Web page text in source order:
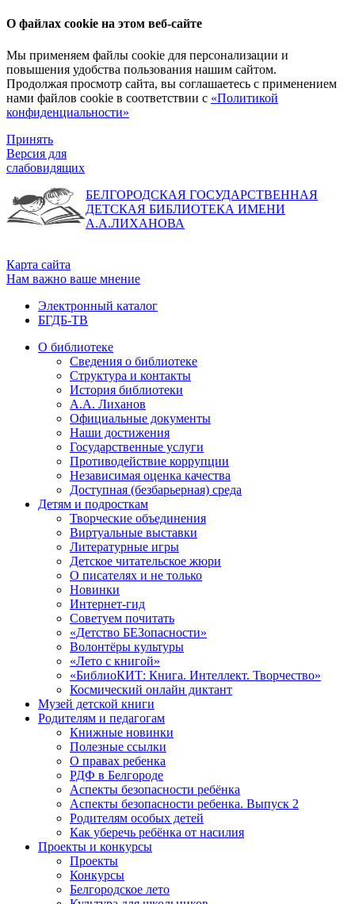
О файлах cookie на этом веб-сайте
Мы применяем файлы cookie для персонализации и
повышения удобства пользования нашим сайтом.
Продолжая просмотр сайта, вы соглашаетесь с применением
нами файлов cookie в соответствии с «Политикой
конфиденциальности»
Принять
Версия для
слабовидящих
БЕЛГОРОДСКАЯ ГОСУДАРСТВЕННАЯ
ДЕТСКАЯ БИБЛИОТЕКА ИМЕНИ
А.А.ЛИХАНОВА
Карта сайта
Нам важно ваше мнение
Электронный каталог
БГДБ-ТВ
О библиотеке
Сведения о библиотеке
Структура и контакты
История библиотеки
А.А. Лиханов
Официальные документы
Наши достижения
Государственные услуги
Противодействие коррупции
Независимая оценка качества
Доступная (безбарьерная) среда
Детям и подросткам
Творческие объединения
Виртуальные выставки
Литературные игры
Детское читательское жюри
О писателях и не только
Новинки
Интернет-гид
Советуем почитать
«Детство БЕЗопасности»
Волонтёры культуры
«Лето с книгой»
«БиблиоКИТ: Книга. Интеллект. Творчество»
Космический онлайн диктант
Музей детской книги
Родителям и педагогам
Книжные новинки
Полезные ссылки
О правах ребенка
РДФ в Белгороде
Аспекты безопасности ребёнка
Аспекты безопасности ребенка. Выпуск 2
Родителям особых детей
Как уберечь ребёнка от насилия
Проекты и конкурсы
Проекты
Конкурсы
Белгородское лето